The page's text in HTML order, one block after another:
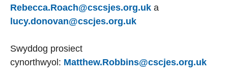
Rebecca.Roach@cscsjes.org.uk a
lucy.donovan@cscjes.org.uk
Swyddog prosiect
cynorthwyol: Matthew.Robbins@cscjes.org.uk